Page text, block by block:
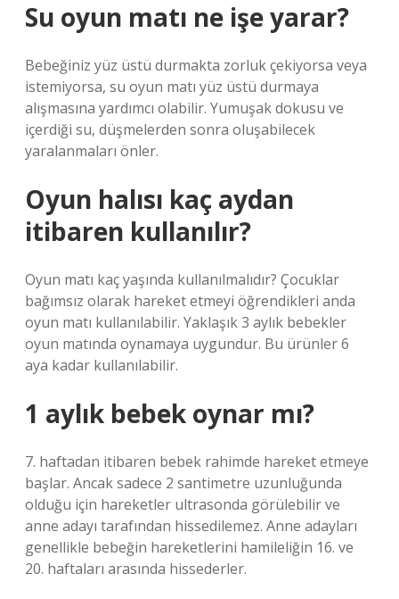
Su oyun matı ne işe yarar?
Bebeğiniz yüz üstü durmakta zorluk çekiyorsa veya
istemiyorsa, su oyun matı yüz üstü durmaya
alışmasına yardımcı olabilir. Yumuşak dokusu ve
içerdiği su, düşmelerden sonra oluşabilecek
yaralanmaları önler.
Oyun halısı kaç aydan
itibaren kullanılır?
Oyun matı kaç yaşında kullanılmalıdır? Çocuklar
bağımsız olarak hareket etmeyi öğrendikleri anda
oyun matı kullanılabilir. Yaklaşık 3 aylık bebekler
oyun matında oynamaya uygundur. Bu ürünler 6
aya kadar kullanılabilir.
1 aylık bebek oynar mı?
7. haftadan itibaren bebek rahimde hareket etmeye
başlar. Ancak sadece 2 santimetre uzunluğunda
olduğu için hareketler ultrasonda görülebilir ve
anne adayı tarafından hissedilemez. Anne adayları
genellikle bebeğin hareketlerini hamileliğin 16. ve
20. haftaları arasında hissederler.